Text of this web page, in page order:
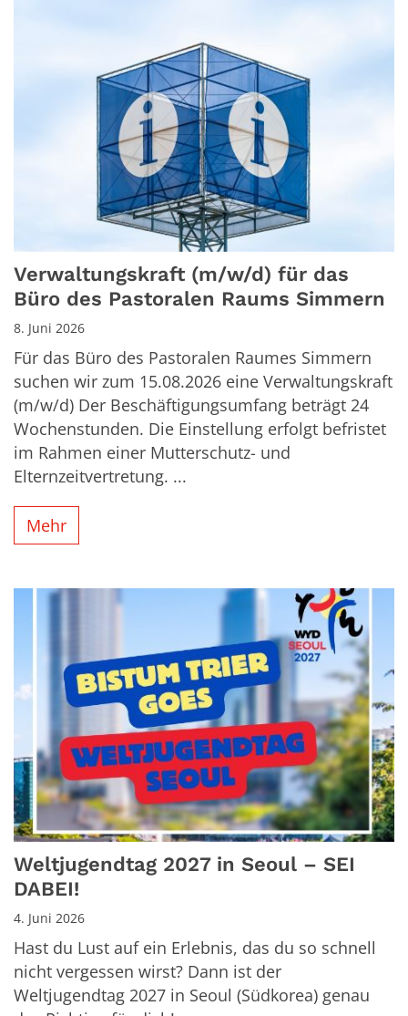
Verwaltungskraft (m/w/d) für das
Büro des Pastoralen Raums Simmern
8. Juni 2026
Für das Büro des Pastoralen Raumes Simmern
suchen wir zum 15.08.2026 eine Verwaltungskraft
(m/w/d) Der Beschäftigungsumfang beträgt 24
Wochenstunden. Die Einstellung erfolgt befristet
im Rahmen einer Mutterschutz- und
Elternzeitvertretung. ...
Mehr
Weltjugendtag 2027 in Seoul – SEI
DABEI!
4. Juni 2026
Hast du Lust auf ein Erlebnis, das du so schnell
nicht vergessen wirst? Dann ist der
Weltjugendtag 2027 in Seoul (Südkorea) genau